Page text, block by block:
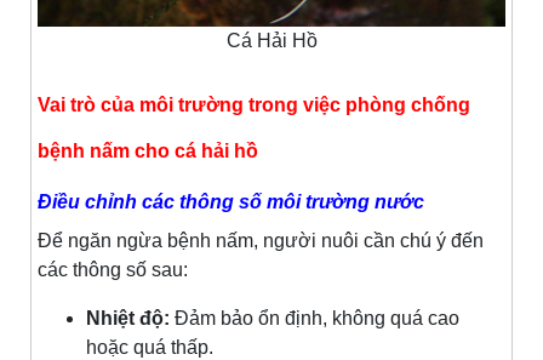
Cá Hải Hồ
Vai trò của môi trường trong việc phòng chống
bệnh nấm cho cá hải hồ
Điều chỉnh các thông số môi trường nước
Để ngăn ngừa bệnh nấm, người nuôi cần chú ý đến
các thông số sau:
Nhiệt độ: Đảm bảo ổn định, không quá cao
hoặc quá thấp.